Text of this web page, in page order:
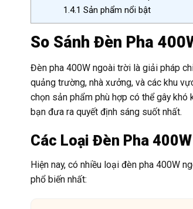
1.4.1 Sản phẩm nổi bật
So Sánh Đèn Pha
Đèn pha 400W ngoài trời là giải pháp
quảng trường, nhà xưởng, và các khu
chọn sản phẩm phù hợp có thể gây
bạn đưa ra quyết định sáng suốt nhất.
Các Loại Đèn Pha
Hiện nay, có nhiều loại đèn pha 400W
phổ biến nhất: